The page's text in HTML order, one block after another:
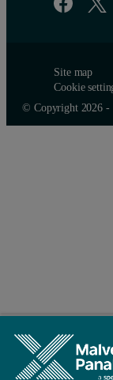
Site map
Cookie
© Copyright 2026 -